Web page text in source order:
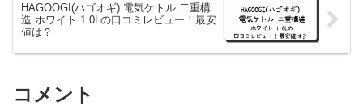
HAGOOGI(ハゴオギ) 電気ケトル 二重構
造 ホワイト 1.0Lの口コミレビュー！最安
値は？
コメント